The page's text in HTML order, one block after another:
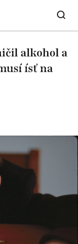
alkohol a
ísť na